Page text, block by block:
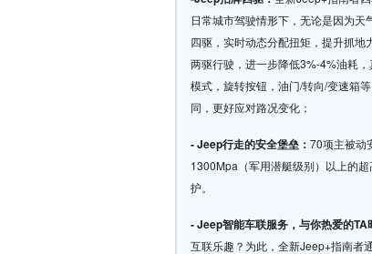
日常城市驾驶情形下，无论是因为
四驱，实时动态分配扭矩，提升抓
两驱行驶，进一步降低3%-4%油耗
模式，旋转按钮，油门/转向/变速箱
同，更好应对路况变化；
- Jeep行走的安全堡垒： 70项主被动
1300Mpa（军用潜艇级别）以上的
护。
- Jeep智能车联服务，与你热爱的TA
互联乐趣？为此，全新Jeep+指南者